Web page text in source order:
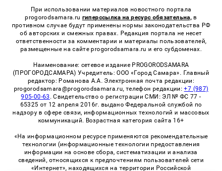
При использовании материалов новостного портала
progorodsamara.ru гиперссылка на ресурс обязательна, в
противном случае будут применены нормы законодательства РФ
об авторских и смежных правах. Редакция портала не несет
ответственности за комментарии и материалы пользователей,
размещенные на сайте progorodsamara.ru и его субдоменах.
Наименование: сетевое издание PROGORODSAMARA
(ПРОГОРОДСАМАРА) Учредитель: ООО «Город Самара». Главный
редактор: Романова А.А. Электронная почта редакции:
progorodsamara@progorodsamara.ru, телефон редакции:+7 (987)
905-00-63 . Свидетельство о регистрации СМИ: ЭЛ № ФС 77 -
65325 от 12 апреля 2016г. выдано Федеральной службой по
надзору в сфере связи, информационных технологий и массовых
коммуникаций. Возрастная категория сайта 16+
«На информационном ресурсе применяются рекомендательные
технологии (информационные технологии предоставления
информации на основе сбора, систематизации и анализа
сведений, относящихся к предпочтениям пользователей сети
«Интернет», находящихся на территории Российской